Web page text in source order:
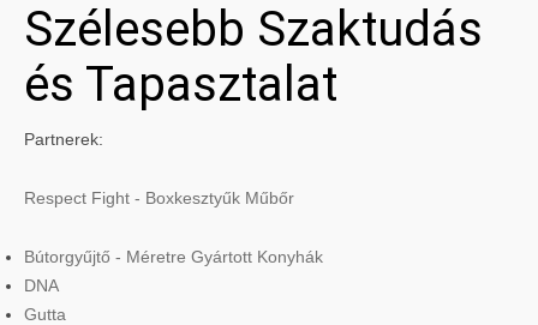
Szélesebb Szaktudás
és Tapasztalat
Partnerek:
Respect Fight - Boxkesztyűk Műbőr
Bútorgyűjtő - Méretre Gyártott Konyhák
DNA
Gutta